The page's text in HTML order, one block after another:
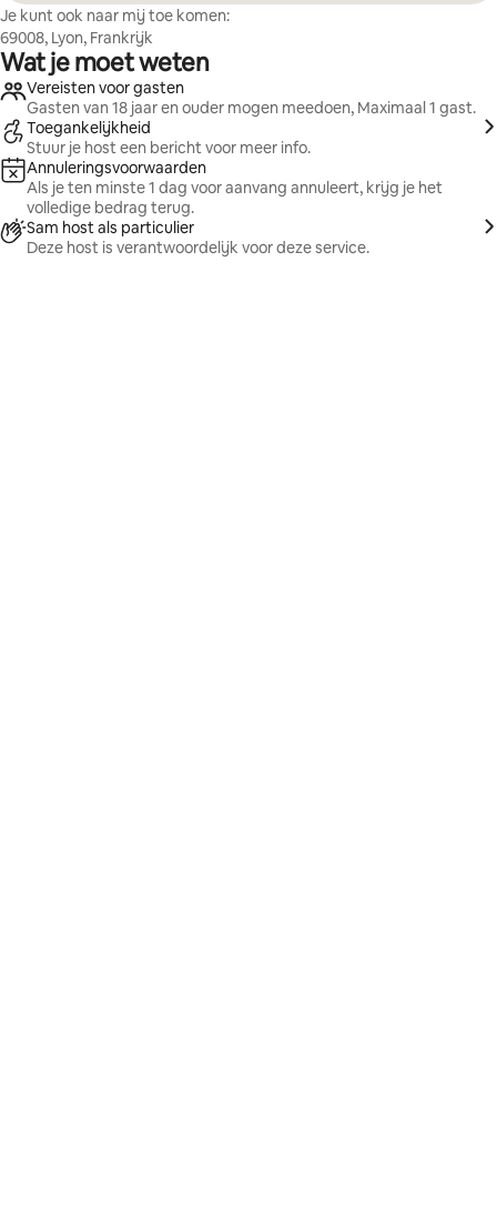
Je kunt ook naar mij toe komen:
69008, Lyon, Frankrijk
Wat je moet weten
Vereisten voor gasten
Gasten van 18 jaar en ouder mogen meedoen, Maximaal 1 gast.
Toegankelijkheid
Stuur je host een bericht voor meer info.
Annuleringsvoorwaarden
Als je ten minste 1 dag voor aanvang annuleert, krijg je het
volledige bedrag terug.
Sam host als particulier
Deze host is verantwoordelijk voor deze service.